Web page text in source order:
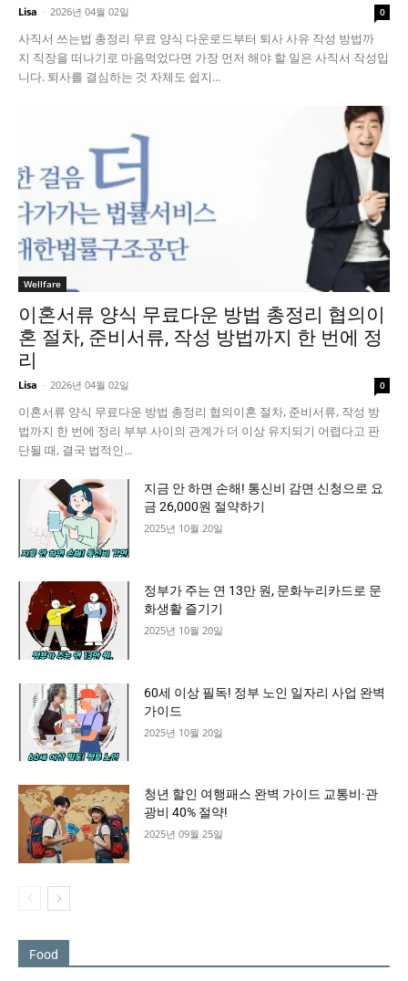
Lisa - 2026년 04월 02일 0
사직서 쓰는법 총정리 무료 양식 다운로드부터 퇴사 사유 작성 방법까
지 직장을 떠나기로 마음먹었다면 가장 먼저 해야 할 일은 사직서 작성입
니다. 퇴사를 결심하는 것 자체도 쉽지...
Wellfare
이혼서류 양식 무료다운 방법 총정리 협의이
혼 절차, 준비서류, 작성 방법까지 한 번에 정
리
Lisa - 2026년 04월 02일 0
이혼서류 양식 무료다운 방법 총정리 협의이혼 절차, 준비서류, 작성 방
법까지 한 번에 정리 부부 사이의 관계가 더 이상 유지되기 어렵다고 판
단될 때, 결국 법적인...
지금 안 하면 손해! 통신비 감면 신청으로 요
금 26,000원 절약하기
2025년 10월 20일
정부가 주는 연 13만 원, 문화누리카드로 문
화생활 즐기기
2025년 10월 20일
60세 이상 필독! 정부 노인 일자리 사업 완벽
가이드
2025년 10월 20일
청년 할인 여행패스 완벽 가이드 교통비·관
광비 40% 절약!
2025년 09월 25일
Food